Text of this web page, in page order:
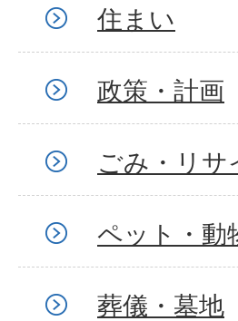
住まい
政策・計画
ごみ・リサ
ペット・動
葬儀・墓地